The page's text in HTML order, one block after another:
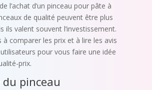
l’achat d’un pinceau pour pâte à
de qualité peuvent être plus
ils valent souvent l’investissement.
à comparer les prix et à lire les avis
pour vous faire une idée
prix.
pinceau